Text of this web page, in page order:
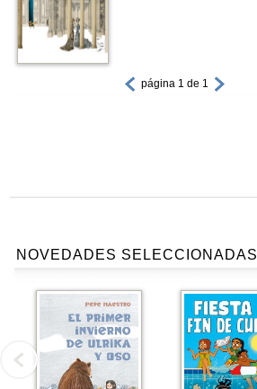
página 1 de 1
NOVEDADES SELECCIONADAS